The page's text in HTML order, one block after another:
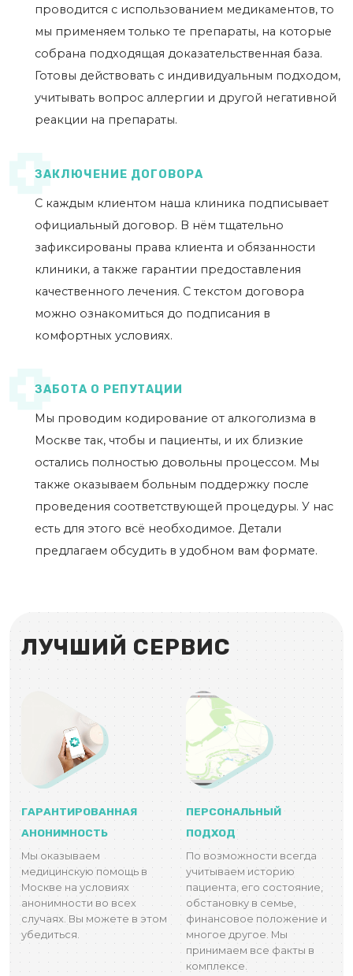
проводится с использованием медикаментов, то
мы применяем только те препараты, на которые
собрана подходящая доказательственная база.
Готовы действовать с индивидуальным подходом,
учитывать вопрос аллергии и другой негативной
реакции на препараты.
ЗАКЛЮЧЕНИЕ ДОГОВОРА
С каждым клиентом наша клиника подписывает
официальный договор. В нём тщательно
зафиксированы права клиента и обязанности
клиники, а также гарантии предоставления
качественного лечения. С текстом договора
можно ознакомиться до подписания в
комфортных условиях.
ЗАБОТА О РЕПУТАЦИИ
Мы проводим кодирование от алкоголизма в
Москве так, чтобы и пациенты, и их близкие
остались полностью довольны процессом. Мы
также оказываем больным поддержку после
проведения соответствующей процедуры. У нас
есть для этого всё необходимое. Детали
предлагаем обсудить в удобном вам формате.
ЛУЧШИЙ СЕРВИС
ГАРАНТИРОВАННАЯ
АНОНИМНОСТЬ
Мы оказываем
медицинскую помощь в
Москве на условиях
анонимности во всех
случаях. Вы можете в этом
убедиться.
ПЕРСОНАЛЬНЫЙ
ПОДХОД
По возможности всегда
учитываем историю
пациента, его состояние,
обстановку в семье,
финансовое положение и
многое другое. Мы
принимаем все факты в
комплексе.